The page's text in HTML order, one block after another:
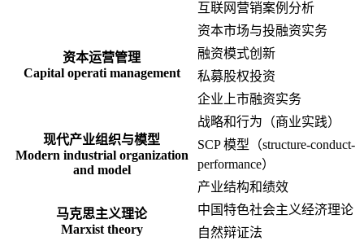
互联网营销案例分析
资本运营管理
Capital operati management
资本市场与投融资实务
融资模式创新
私募股权投资
企业上市融资实务
现代产业组织与模型
Modern industrial organization
and model
战略和行为（商业实践）
SCP 模型（structure-conduct-
performance）
产业结构和绩效
马克思主义理论
Marxist theory
中国特色社会主义经济理论
自然辩证法